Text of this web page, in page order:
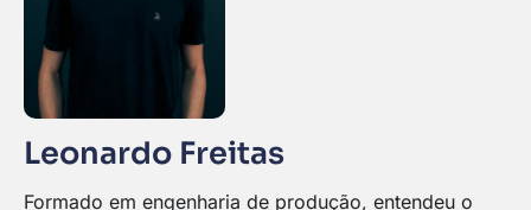
Leonardo Freitas
Formado em engenharia de produção, entendeu o